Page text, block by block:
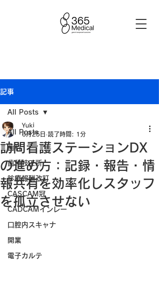
記事
All Posts
歯科
歯科技工所
診療報酬改訂
CASCAM冠
CADCAMインレー
口腔内スキャナ
開業
電子カルテ
All Posts
訪問看護ステーションDX
の進め方：記録・報告・情
報共有を効率化しスタッフ
を孤立させない
Yuki
6月25日 読了時間: 1分